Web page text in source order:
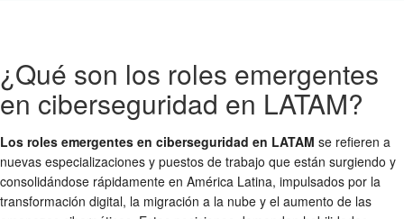
¿Qué son los roles emergentes
en ciberseguridad en LATAM?
Los roles emergentes en ciberseguridad en LATAM se refieren a
nuevas especializaciones y puestos de trabajo que están surgiendo y
consolidándose rápidamente en América Latina, impulsados por la
transformación digital, la migración a la nube y el aumento de las